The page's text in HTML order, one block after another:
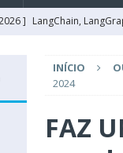
] LangChain,
]
Microsoft Foundry
ARTIFICIAL
2026 ]
Voice Agents
INÍCIO
2024
FAZ